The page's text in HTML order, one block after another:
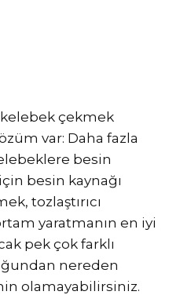
çekmek
var: Daha fazla
besin
besin kaynağı
tozlaştırıcı
yaratmanın en iyi
pek çok farklı
nereden
olamayabilirsiniz.